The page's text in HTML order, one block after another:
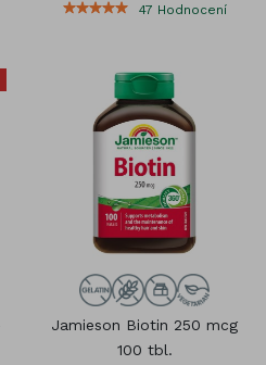
47 Hodnocení
Jamieson Biotin 250 mcg
100 tbl.